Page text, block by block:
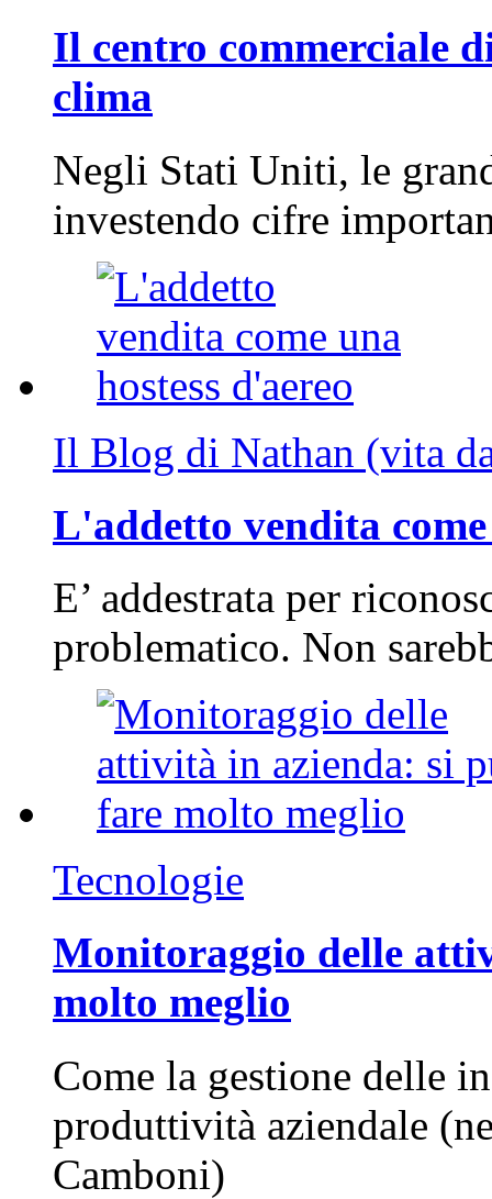
Il centro commerciale
clima
Negli Stati Uniti, le
investendo cifre
Il Blog di Nathan (vita
L'addetto vendita
E’ addestrata per
problematico. Non
Tecnologie
Monitoraggio delle
molto meglio
Come la gestione delle
produttività aziendale
Camboni)